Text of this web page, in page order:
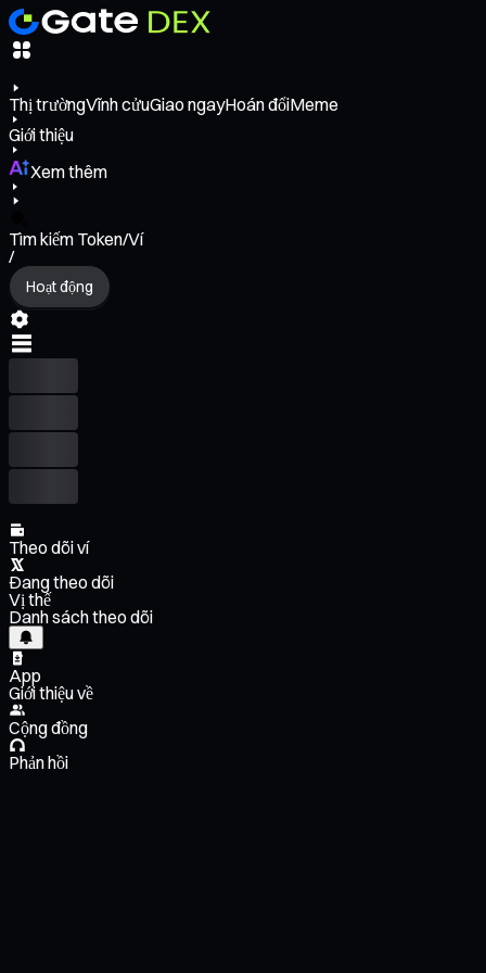
Thị trườngVĩnh cửuGiao ngayHoán đổiMeme
Giới thiệu
Xem thêm
Tìm kiếm Token/Ví
/
Hoạt động
Theo dõi ví
Đang theo dõi
Vị thế
Danh sách theo dõi
App
Giới thiệu về
Cộng đồng
Phản hồi